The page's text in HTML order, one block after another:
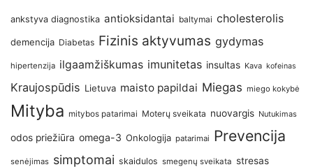
ankstyva diagnostika antioksidantai baltymai cholesterolis
demencija Diabetas Fizinis aktyvumas gydymas
hipertenzija ilgaamžiškumas imunitetas insultas Kava kofeinas
Kraujospūdis Lietuva maisto papildai Miegas miego kokybė
Mityba mitybos patarimai Moterų sveikata nuovargis Nutukimas
odos priežiūra omega-3 Onkologija patarimai Prevencija
senėjimas simptomai skaidulos smegenų sveikata stresas